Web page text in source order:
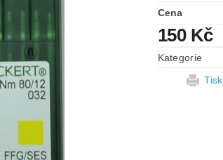
Cena
150 Kč
Kategorie
Tisk